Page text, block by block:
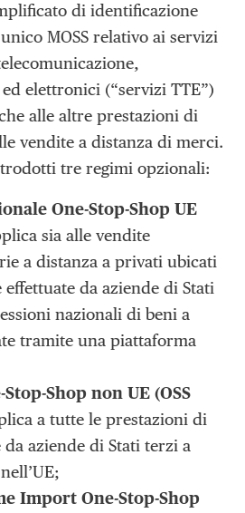
di identificazione
MOSS relativo ai servizi
elettronici (“servizi TTE”)
alle altre prestazioni di
vendite a distanza di merci.
tre regimi opzionali:
One-Stop-Shop UE
sia alle vendite
a distanza a privati ubicati
effettuate da aziende di Stati
nazionali di beni a
tramite una piattaforma
Shop non UE (OSS
a tutte le prestazioni di
da aziende di Stati terzi a
Import One-Stop-Shop